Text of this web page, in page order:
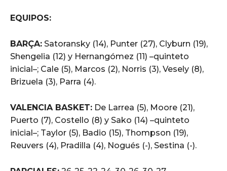
EQUIPOS:
BARÇA: Satoransky (14), Punter (27), Clyburn (19),
Shengelia (12) y Hernangómez (11) –quinteto
inicial–; Cale (5), Marcos (2), Norris (3), Vesely (8),
Brizuela (3), Parra (4).
VALENCIA BASKET: De Larrea (5), Moore (21),
Puerto (7), Costello (8) y Sako (14) –quinteto
inicial–; Taylor (5), Badio (15), Thompson (19),
Reuvers (4), Pradilla (4), Nogués (-), Sestina (-).